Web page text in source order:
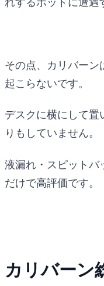
その点、カリバーン
起こらないです。
デスクに横にして置
りもしていません。
液漏れ・スピットバ
だけで高評価です。
カリバーン